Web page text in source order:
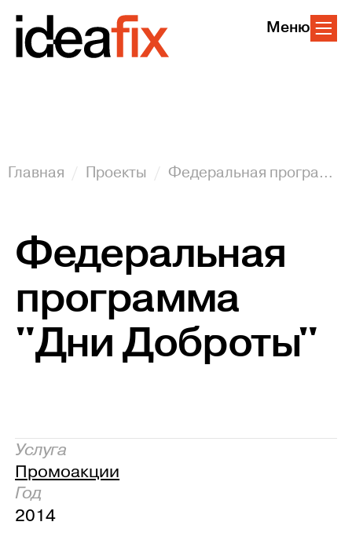
Меню
Федеральная
программа
"Дни Доброты"
Главная Проекты Федеральная программа "Дни Доброты"
Услуга
Промоакции
Год
2014